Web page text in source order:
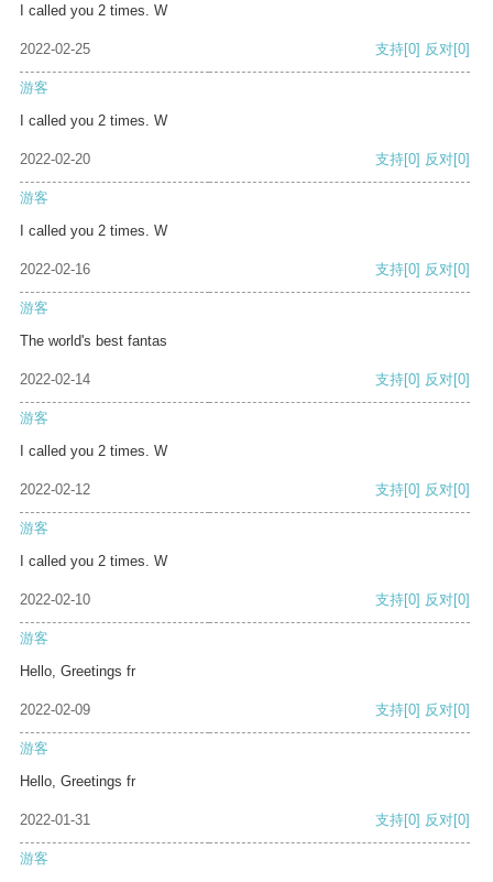
I called you 2 times. W
2022-02-25 支持[0] 反对[0]
游客
I called you 2 times. W
2022-02-20 支持[0] 反对[0]
游客
I called you 2 times. W
2022-02-16 支持[0] 反对[0]
游客
The world's best fantas
2022-02-14 支持[0] 反对[0]
游客
I called you 2 times. W
2022-02-12 支持[0] 反对[0]
游客
I called you 2 times. W
2022-02-10 支持[0] 反对[0]
游客
Hello, Greetings fr
2022-02-09 支持[0] 反对[0]
游客
Hello, Greetings fr
2022-01-31 支持[0] 反对[0]
游客